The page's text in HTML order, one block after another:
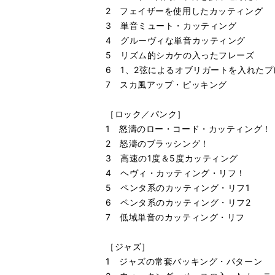
2 フェイザーを使用したカッティング
3 単音ミュート・カッティング
4 グルーヴィな単音カッティング
5 リズム的シカケの入ったフレーズ
6 1、2弦によるオブリガートを入れたプ
7 スカ風アップ・ピッキング
［ロック／パンク］
1 怒濤のロー・コード・カッティング！
2 怒濤のブラッシング！
3 高速の1度＆5度カッティング
4 ヘヴィ・カッティング・リフ！
5 ペンタ系のカッティング・リフ1
6 ペンタ系のカッティング・リフ2
7 低域単音のカッティング・リフ
［ジャズ］
1 ジャズの常套バッキング・パターン